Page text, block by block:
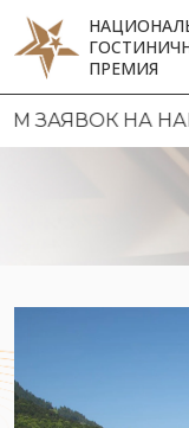
ПРЕМИЯ